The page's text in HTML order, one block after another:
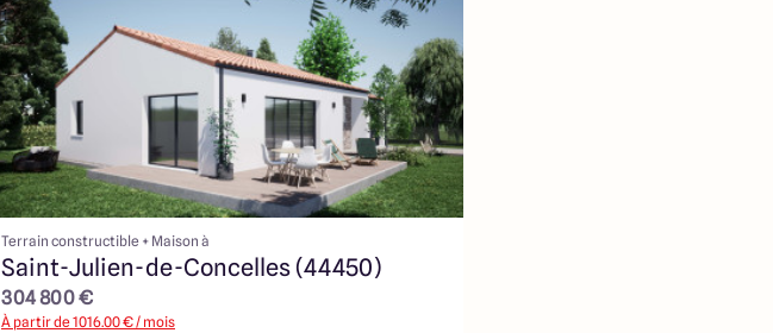
Terrain constructible + Maison à
Saint-Julien-de-Concelles (44450)
304 800 €
À partir de1016.00€ / mois